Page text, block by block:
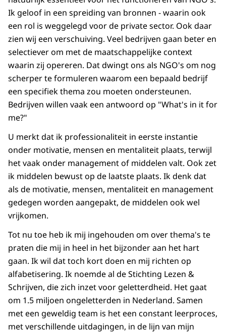
Ik geloof in een spreiding van bronnen - waarin ook
een rol is weggelegd voor de private sector. Ook daar
zien wij een verschuiving. Veel bedrijven gaan beter en
selectiever om met de maatschappelijke context
waarin zij opereren. Dat dwingt ons als NGO's om nog
scherper te formuleren waarom een bepaald bedrijf
een specifiek thema zou moeten ondersteunen.
Bedrijven willen vaak een antwoord op "What's in it for
me?"
U merkt dat ik professionaliteit in eerste instantie
onder motivatie, mensen en mentaliteit plaats, terwijl
het vaak onder management of middelen valt. Ook zet
ik middelen bewust op de laatste plaats. Ik denk dat
als de motivatie, mensen, mentaliteit en management
gedegen worden aangepakt, de middelen ook wel
vrijkomen.
Tot nu toe heb ik mij ingehouden om over thema's te
praten die mij in heel in het bijzonder aan het hart
gaan. Ik wil dat toch kort doen en mij richten op
alfabetisering. Ik noemde al de Stichting Lezen &
Schrijven, die zich inzet voor geletterdheid. Het gaat
om 1.5 miljoen ongeletterden in Nederland. Samen
met een geweldig team is het een constant leerproces,
met verschillende uitdagingen, in de lijn van mijn